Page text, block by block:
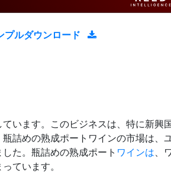
プルダウンロード
います。このビジネスは、特に新興
詰めの熟成ポートワインの市場は、
た。瓶詰めの熟成ポート ワインは、
ています。